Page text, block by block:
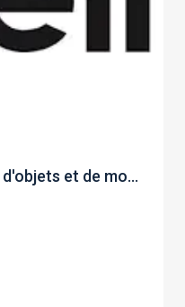
Aurélie Sarallier, éditrice d'objets et de mobilier d'artistes